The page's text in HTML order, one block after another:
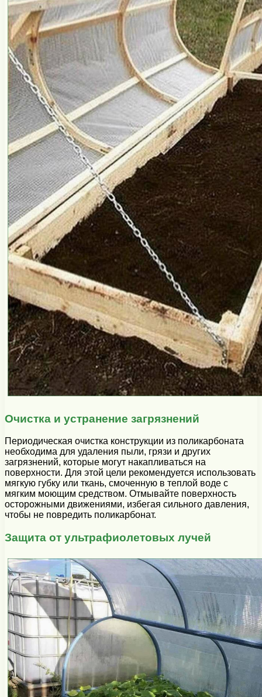
Очистка и устранение загрязнений
Периодическая очистка конструкции из поликарбоната
необходима для удаления пыли, грязи и других
загрязнений, которые могут накапливаться на
поверхности. Для этой цели рекомендуется использовать
мягкую губку или ткань, смоченную в теплой воде с
мягким моющим средством. Отмывайте поверхность
осторожными движениями, избегая сильного давления,
чтобы не повредить поликарбонат.
Защита от ультрафиолетовых лучей